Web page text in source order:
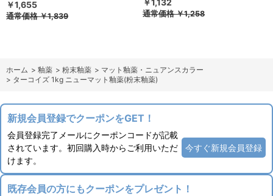
￥1,655
通常価格￥1,839 通常価格￥1,258
ホーム > 釉薬 > 粉末釉薬 > マット釉薬・ニュアンスカラー
> ターコイズ 1kg ニューマット釉薬(粉末釉薬)
新規会員登録でクーポンをGET！
会員登録完了メールにクーポンコードが記載
されています。初回購入時からご利用いただ
けます。
今すぐ新規会員登録
既存会員の方にもクーポンをプレゼント！